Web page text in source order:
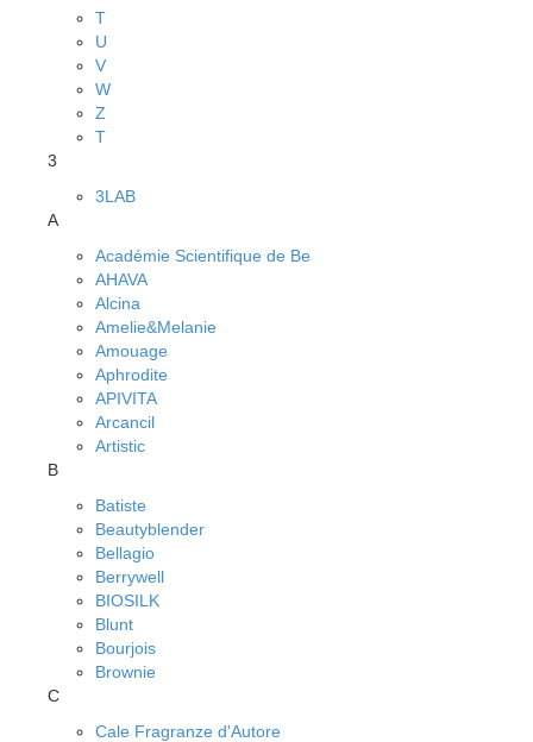
T
U
V
W
Z
Т
3
3LAB
A
Académie Scientifique de Be
AHAVA
Alcina
Amelie&Melanie
Amouage
Aphrodite
APIVITA
Arcancil
Artistic
B
Batiste
Beautyblender
Bellagio
Berrywell
BIOSILK
Blunt
Bourjois
Brownie
C
Cale Fragranze d'Autore